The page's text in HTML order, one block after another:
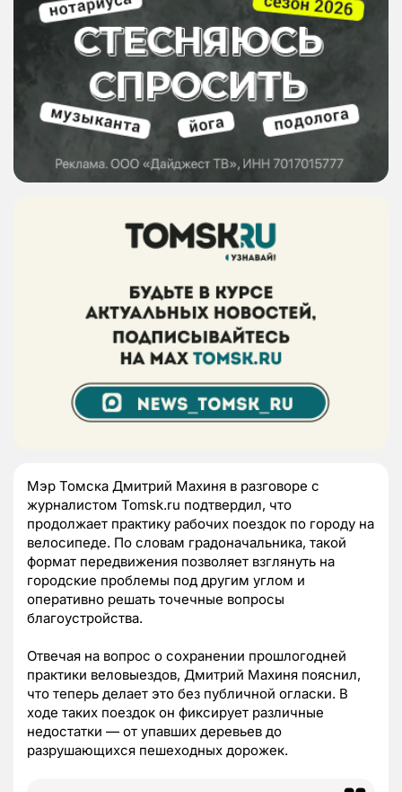
Мэр Томска Дмитрий Махиня в разговоре с
журналистом Tomsk.ru подтвердил, что
продолжает практику рабочих поездок по городу на
велосипеде. По словам градоначальника, такой
формат передвижения позволяет взглянуть на
городские проблемы под другим углом и
оперативно решать точечные вопросы
благоустройства.
Отвечая на вопрос о сохранении прошлогодней
практики веловыездов, Дмитрий Махиня пояснил,
что теперь делает это без публичной огласки. В
ходе таких поездок он фиксирует различные
недостатки — от упавших деревьев до
разрушающихся пешеходных дорожек.